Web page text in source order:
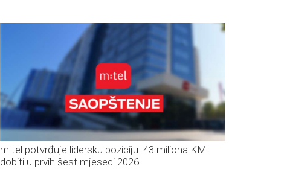
m:tel potvrđuje lidersku poziciju: 43 miliona KM
dobiti u prvih šest mjeseci 2026.